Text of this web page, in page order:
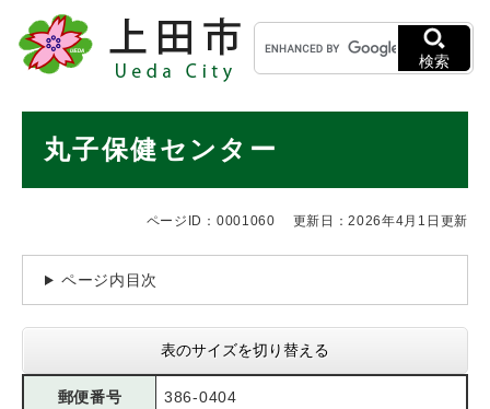
メニューを飛ばして本文へ
キ
ー
ワ
検
検索
丸子保健センター
ページID：0001060 更新日：2026年4月1日更新
ページ内目次
表のサイズを切り替える
郵便番号 386-0404